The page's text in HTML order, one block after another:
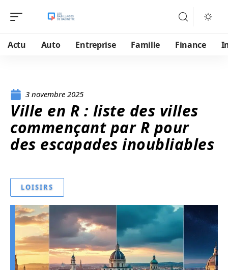
Actu Auto Entreprise Famille Finance
3 novembre 2025
Ville en R : liste des villes
commençant par R pour
des escapades inoubliables
LOISIRS